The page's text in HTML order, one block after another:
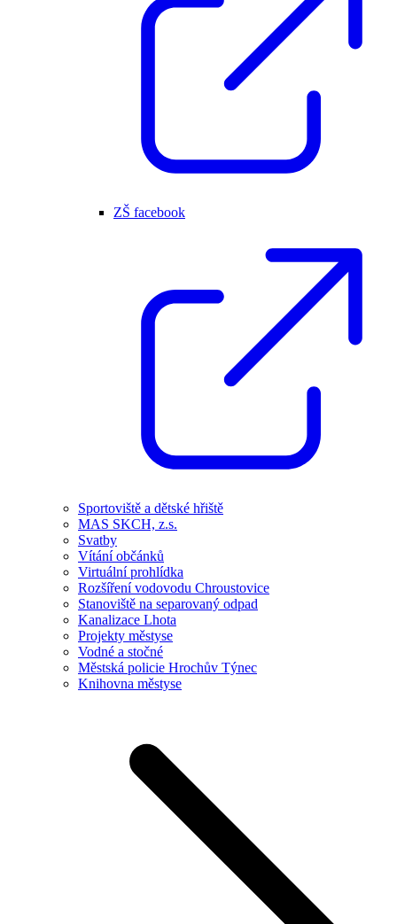
ZŠ facebook
Sportoviště a dětské hřiště
MAS SKCH, z.s.
Svatby
Vítání občánků
Virtuální prohlídka
Rozšíření vodovodu Chroustovice
Stanoviště na separovaný odpad
Kanalizace Lhota
Projekty městyse
Vodné a stočné
Městská policie Hrochův Týnec
Knihovna městyse